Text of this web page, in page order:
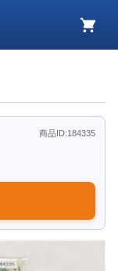
カ
商品ID:184335